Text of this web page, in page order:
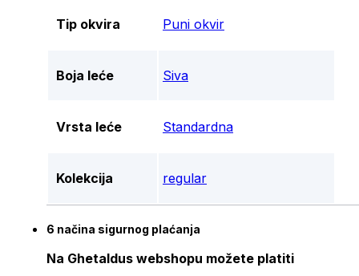
Tip okvira Puni okvir
Boja leće Siva
Vrsta leće Standardna
Kolekcija regular
6 načina sigurnog plaćanja
Na Ghetaldus webshopu možete platiti